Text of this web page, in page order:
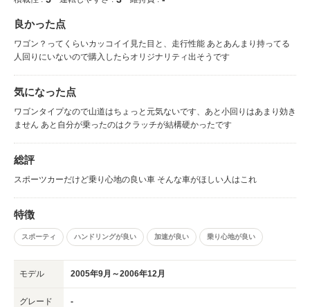
良かった点
ワゴン？ってくらいカッコイイ見た目と、走行性能 あとあんまり持ってる
人回りにいないので購入したらオリジナリティ出そうです
気になった点
ワゴンタイプなので山道はちょっと元気ないです、あと小回りはあまり効き
ません あと自分が乗ったのはクラッチが結構硬かったです
総評
スポーツカーだけど乗り心地の良い車 そんな車がほしい人はこれ
特徴
スポーティ ハンドリングが良い 加速が良い 乗り心地が良い
モデル 2005年9月～2006年12月
グレード -